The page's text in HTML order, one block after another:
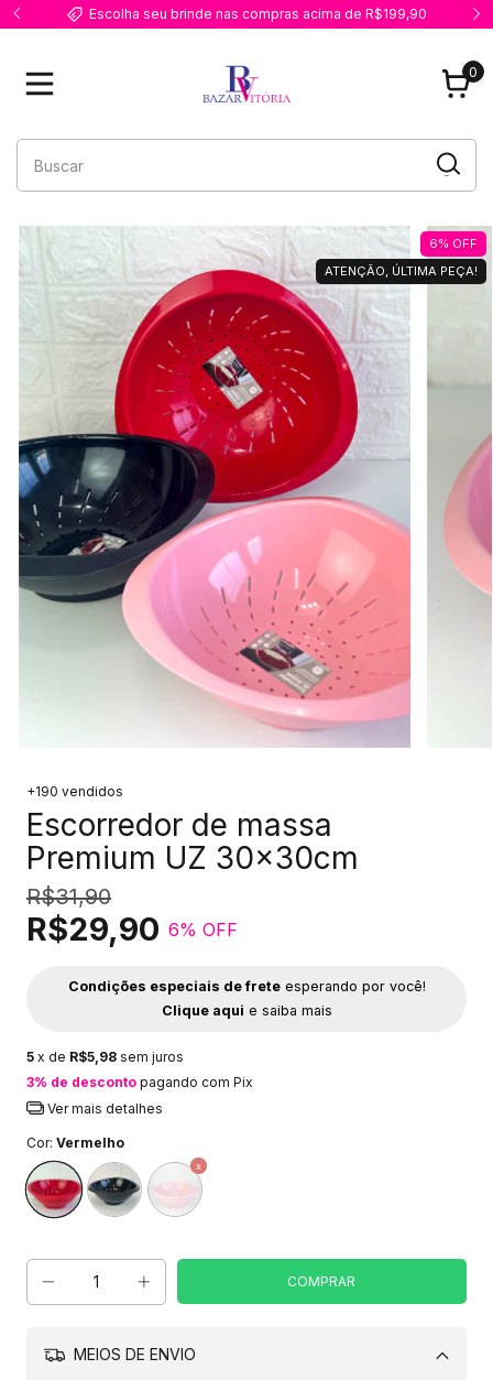
Escolha seu brinde nas compras acima de R$199,90
0
6% OFF
ATENÇÃO, ÚLTIMA PEÇA!
+190 vendidos
Escorredor de massa
Premium UZ 30x30cm
R$31,90
R$29,90 6% OFF
Condições especiais de freteesperando por você!
Clique aqui e saiba mais
5 x de R$5,98 sem juros
3% de desconto pagando com Pix
Ver mais detalhes
Cor: Vermelho
MEIOS DE ENVIO